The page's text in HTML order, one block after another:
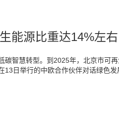
能源比重达14%左右
碳智慧转型。到2025年，北京市可
日举行的中欧合作伙伴对话绿色发